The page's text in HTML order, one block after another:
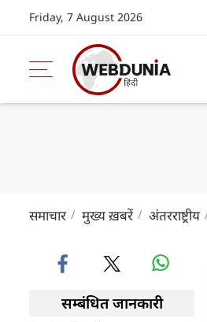
Friday, 7 August 2026
समाचार मुख्य ख़बरें अंतरराष्ट्रीय
सम्बंधित जानकारी